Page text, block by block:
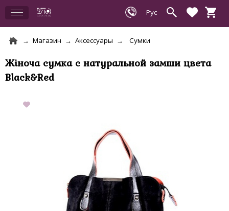
Магазин Аксессуары Сумки
Жіноча сумка с натуральной замши цвета
Black&Red